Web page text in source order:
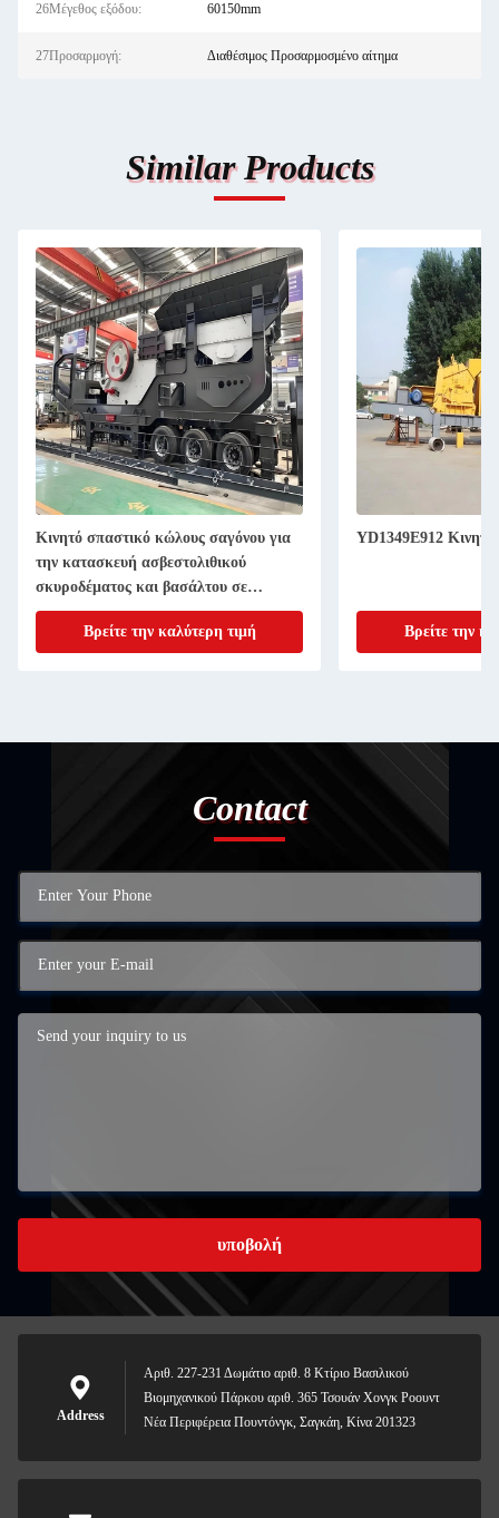
26Μέγεθος εξόδου: 60150mm
27Προσαρμογή: Διαθέσιμος Προσαρμοσμένο αίτημα
Similar Products
Κινητό σπαστικό κώλους σαγόνου για
την κατασκευή ασβεστολιθικού
σκυροδέματος και βασάλτου σε
παγκόσμιο επίπεδο
Βρείτε την καλύτερη τιμή
YD1349E912 Κινητό
Βρείτε την
Contact
υποβολή
Address
Αριθ. 227-231 Δωμάτιο αριθ. 8 Κτίριο Βασιλικού
Βιομηχανικού Πάρκου αριθ. 365 Τσουάν Χονγκ Ροουντ
Νέα Περιφέρεια Πουντόνγκ, Σαγκάη, Κίνα 201323